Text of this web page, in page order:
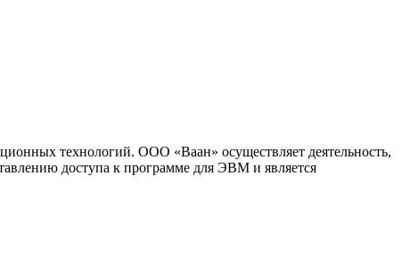
технологий. ООО «Ваан» осуществляет деятельность,
доступа к программе для ЭВМ и является